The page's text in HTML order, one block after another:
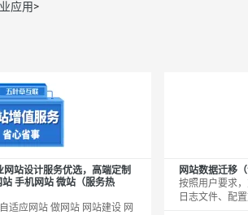
应用>
网站设计服务优选，高端定制
手机网站 微站（服务热
适应网站 做网站 网站建设 网
网站数据迁移
按照用户要求
日志文件、配